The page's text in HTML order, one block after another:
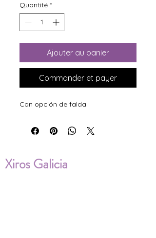
Quantité *
Ajouter au panier
Commander et payer
Con opción de falda.
Xiros Galicia